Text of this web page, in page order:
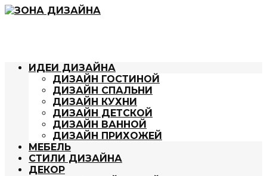
ИДЕИ ДИЗАЙНА
ДИЗАЙН ГОСТИНОЙ
ДИЗАЙН СПАЛЬНИ
ДИЗАЙН КУХНИ
ДИЗАЙН ДЕТСКОЙ
ДИЗАЙН ВАННОЙ
ДИЗАЙН ПРИХОЖЕЙ
МЕБЕЛЬ
СТИЛИ ДИЗАЙНА
ДЕКОР